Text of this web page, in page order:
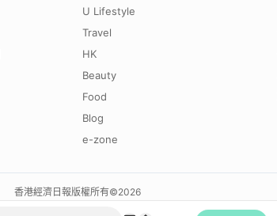
U Lifestyle
Travel
HK
Beauty
Food
Blog
e-zone
香港經濟日報版權所有©2026